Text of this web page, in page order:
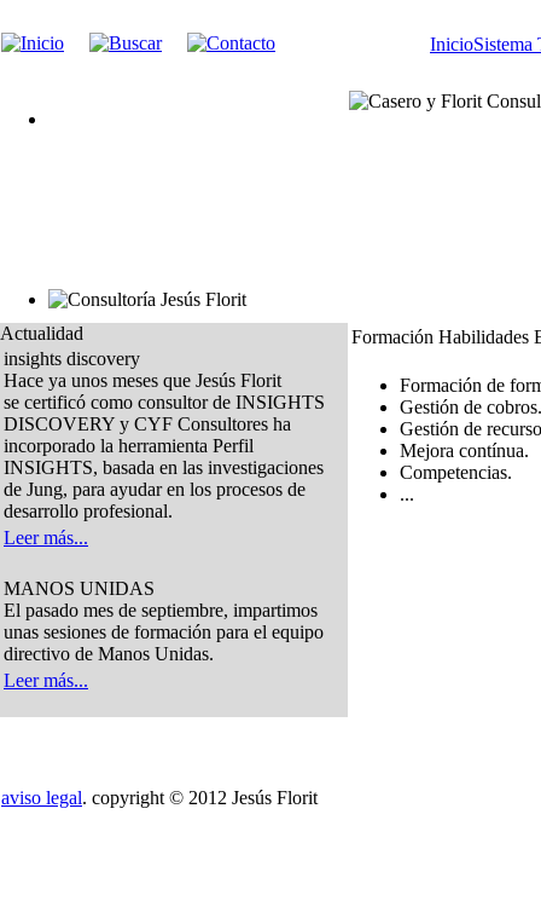
InicioSistema
Actualidad
insights discovery
Hace ya unos meses que Jesús Florit
se certificó como consultor de INSIGHTS
DISCOVERY y CYF Consultores ha
incorporado la herramienta Perfil
INSIGHTS, basada en las investigaciones
de Jung, para ayudar en los procesos de
desarrollo profesional.
Leer más...
MANOS UNIDAS
El pasado mes de septiembre, impartimos
unas sesiones de formación para el equipo
directivo de Manos Unidas.
Leer más...
Formación Habilidades
Formación de
Gestión de cobros.
Gestión de
Mejora contínua.
Competencias.
...
aviso legal. copyright © 2012 Jesús Florit